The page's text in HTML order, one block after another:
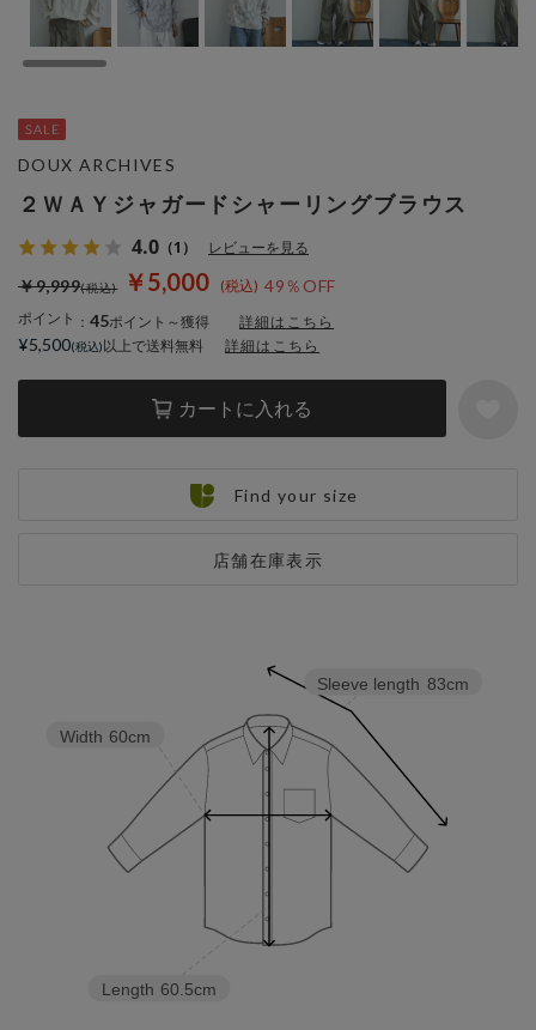
２ＷＡＹジャガードシャーリングブラウス
4.0 （1） レビューを見る
￥5,000 49％OFF
￥9,999
ポイント ： 45ポイント～獲得 詳細はこちら
カートに入れる
店舗在庫表示
DOUX ARCHIVES
¥5,500 以上で送料無料 詳細はこちら
Find your size
Sleeve length 83cm
Length 60.5cm
Width 60cm